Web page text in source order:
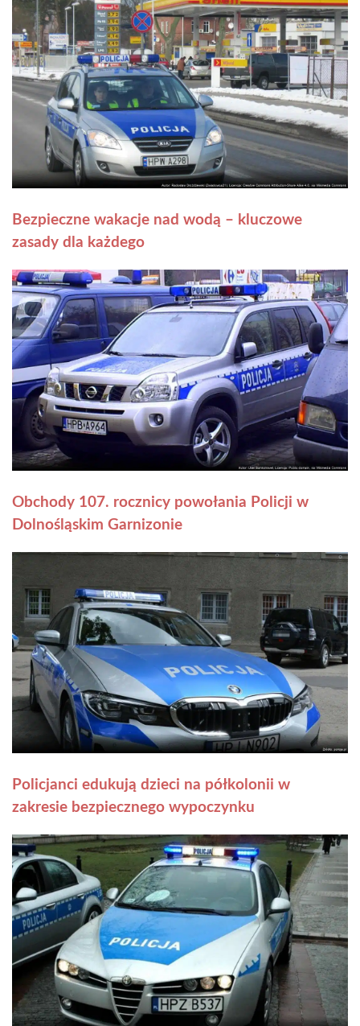
Bezpieczne wakacje nad wodą – kluczowe
zasady dla każdego
Obchody 107. rocznicy powołania Policji w
Dolnośląskim Garnizonie
Policjanci edukują dzieci na półkolonii w
zakresie bezpiecznego wypoczynku